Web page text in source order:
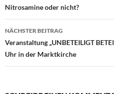
Nitrosamine oder nicht?
NÄCHSTER BEITRAG
Veranstaltung „UNBETEILIGT
Uhr in der Marktkirche